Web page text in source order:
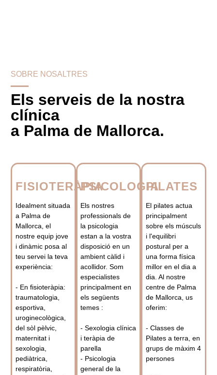
SOBRE NOSALTRES
Els serveis de la nostra
clínica
a Palma de Mallorca.
FISIOTERÀPIA
Idealment situada
a Palma de
Mallorca, el
nostre equip jove
i dinàmic posa al
teu servei la teva
experiència:
- En fisioteràpia:
traumatologia,
esportiva,
uroginecològica,
del sòl pèlvic,
maternitat i
sexologia,
pediàtrica,
respiratòria,
PSICOLOGIA
Els nostres
professionals de
la psicologia
estan a la vostra
disposició en un
ambient càlid i
acollidor. Som
especialistes
principalment en
els següents
temes :
- Sexologia clínica
i teràpia de
parella
- Psicologia
general de la
PILATES
El pilates actua
principalment
sobre els músculs
i l'equilibri
postural per a
una forma física
millor en el dia a
dia. Al nostre
centre de Palma
de Mallorca, us
oferim:
- Classes de
Pilates a terra, en
grups de màxim 4
persones